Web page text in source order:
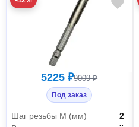
5225 ₽9009 ₽
Под заказ
Шаг резьбы М (мм)
2